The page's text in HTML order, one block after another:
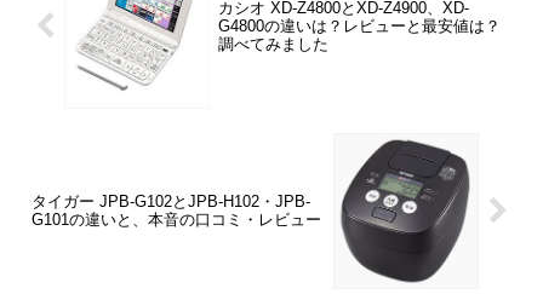
カシオ XD-Z4800とXD-Z4900、XD-
G4800の違いは？レビューと最安値は？
調べてみました
タイガー JPB-G102とJPB-H102・JPB-
G101の違いと、本音の口コミ・レビュー